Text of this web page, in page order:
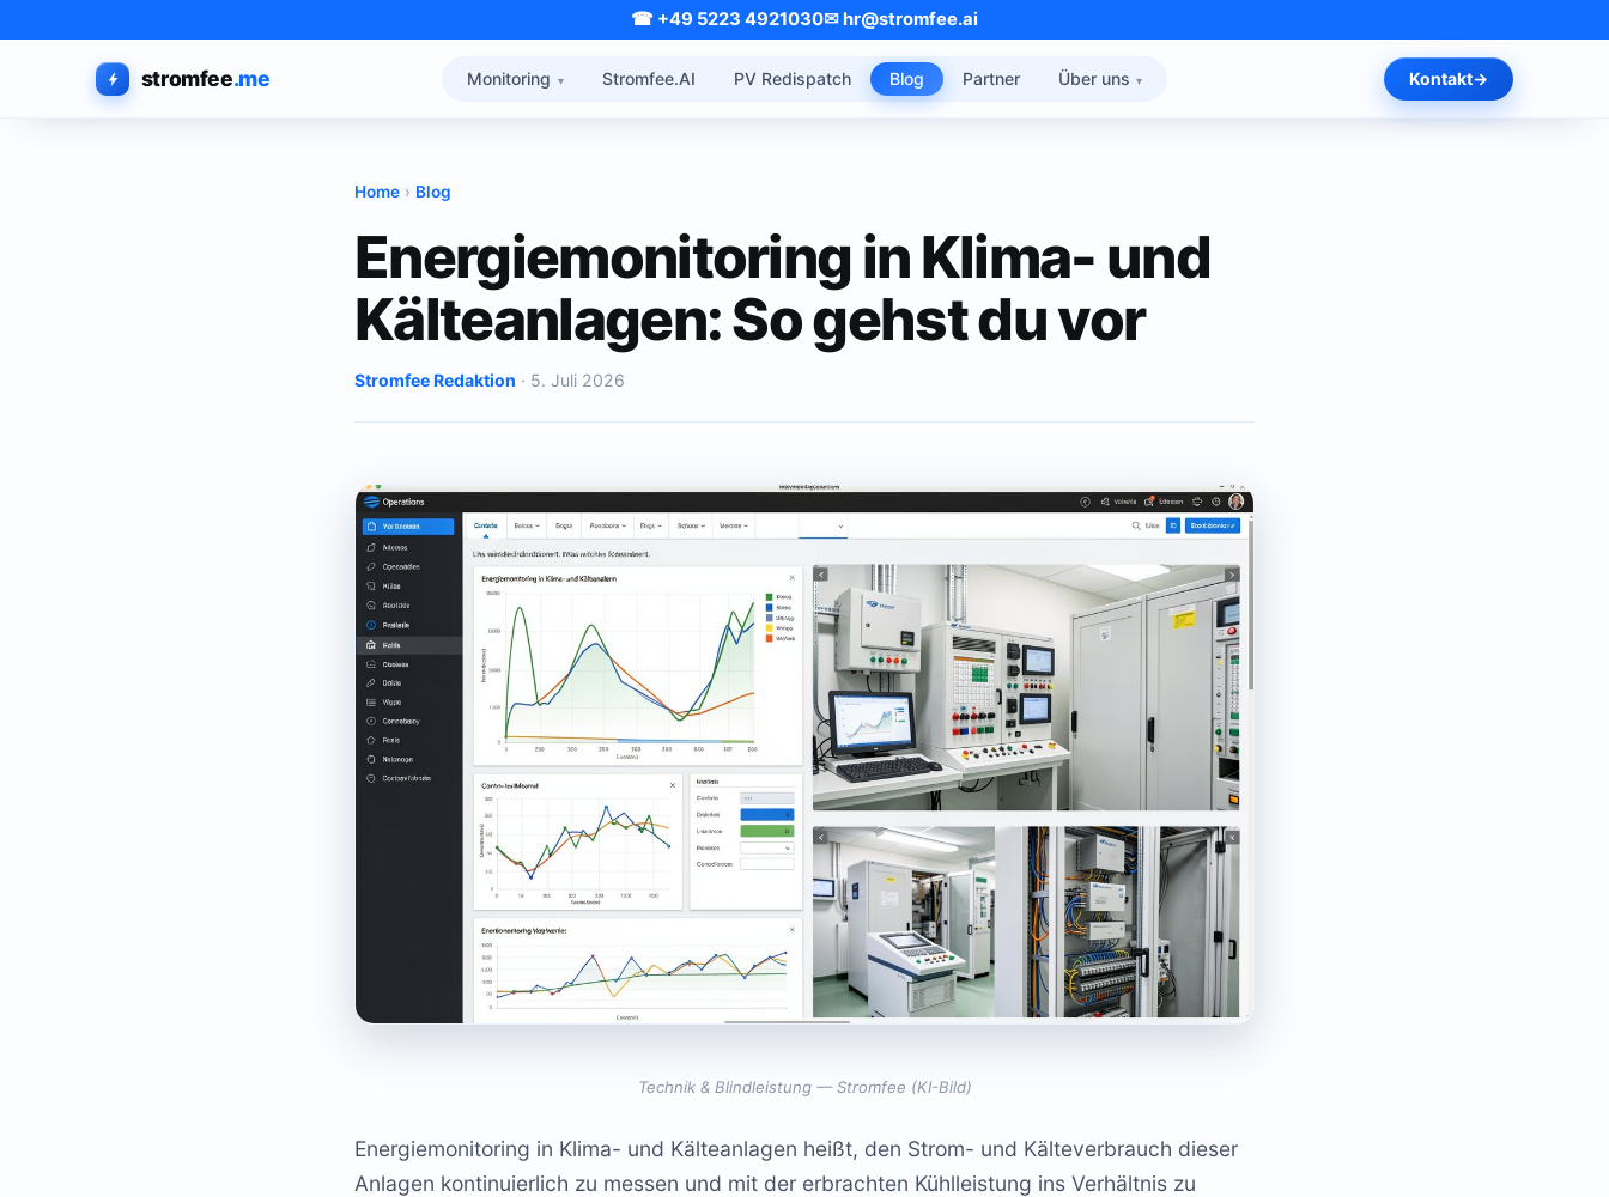
☎ +49 5223 4921030✉ hr@stromfee.ai
stromfee.me Monitoring Stromfee.AI PV Redispatch Blog Partner Über uns Kontakt
Home › Blog
Energiemonitoring in Klima- und
Kälteanlagen: So gehst du vor
Stromfee Redaktion · 5. Juli 2026
Technik & Blindleistung — Stromfee (KI-Bild)
Energiemonitoring in Klima- und Kälteanlagen heißt, den Strom- und Kälteverbrauch dieser
Anlagen kontinuierlich zu messen und mit der erbrachten Kühlleistung ins Verhältnis zu